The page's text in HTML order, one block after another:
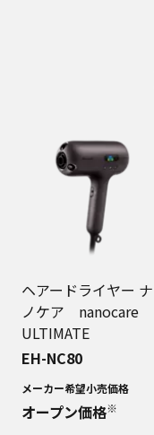
ヘアードライヤー ナ
ノケア nanocare
ULTIMATE
EH-NC80
メーカー希望小売価格
オープン価格※